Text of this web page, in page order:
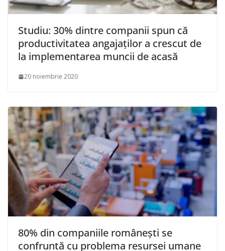
Studiu: 30% dintre companii spun că
productivitatea angajaţilor a crescut de
la implementarea muncii de acasă
20 noiembrie 2020
80% din companiile româneşti se
confruntă cu problema resursei umane